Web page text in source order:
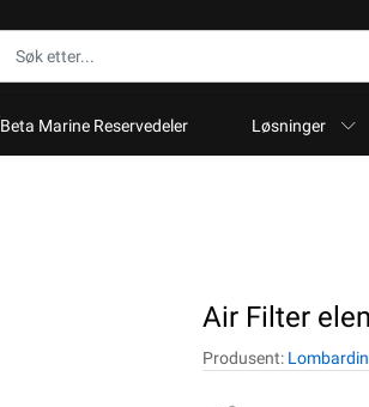
Beta Marine Reservedeler Løsninger
Air Filter
Produsent: